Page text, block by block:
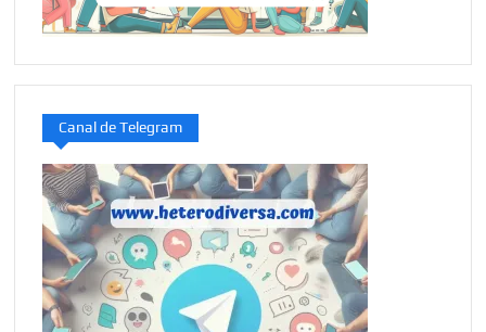
Canal de Telegram